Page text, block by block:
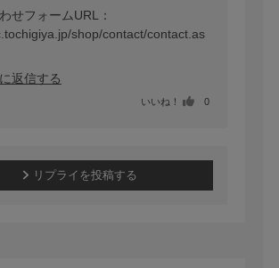
せフォームURL：
shop/contact/contact.as
返信する
いいね！ 0
リプライを投稿する